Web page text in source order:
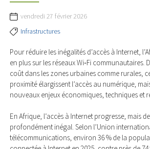
vendredi 27 février 2026
Infrastructures
Pour réduire les inégalités d’accès à Internet,
en plus sur les réseaux Wi‑Fi communautaires.
coût dans les zones urbaines comme rurales,
proximité élargissent l’accès au numérique,
nouveaux enjeux économiques, techniques et
En Afrique, l’accès à Internet progresse, mais
profondément inégal. Selon l’Union
télécommunications, environ 36 % de la